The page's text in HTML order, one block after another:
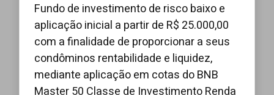
Fundo de investimento de risco baixo e
aplicação inicial a partir de R$ 25.000,00
com a finalidade de proporcionar a seus
condôminos rentabilidade e liquidez,
mediante aplicação em cotas do BNB
Master 50 Classe de Investimento Renda